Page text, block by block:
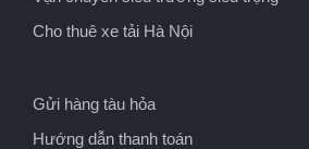
Cho thuê xe tải Hà Nội
Gửi hàng tàu hỏa
Hướng dẫn thanh toán